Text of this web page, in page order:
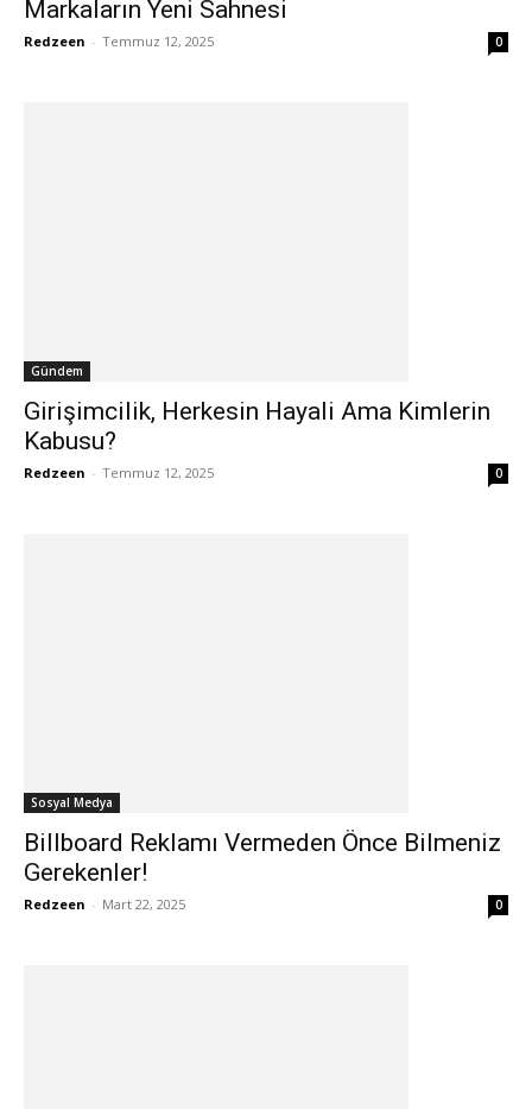
Markaların Yeni Sahnesi
Redzeen - Temmuz 12, 2025 0
Gündem
Girişimcilik, Herkesin Hayali Ama Kimlerin
Kabusu?
Redzeen - Temmuz 12, 2025 0
Sosyal Medya
Billboard Reklamı Vermeden Önce Bilmeniz
Gerekenler!
Redzeen - Mart 22, 2025 0